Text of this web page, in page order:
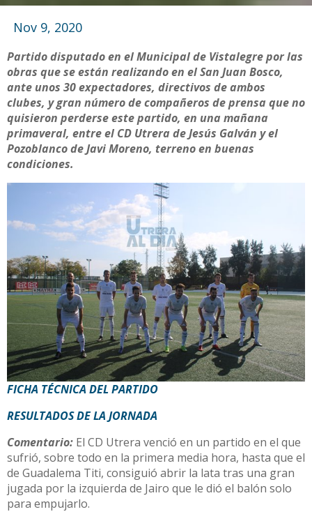
Nov 9, 2020
Partido disputado en el Municipal de Vistalegre por las
obras que se están realizando en el San Juan Bosco,
ante unos 30 expectadores, directivos de ambos
clubes, y gran número de compañeros de prensa que no
quisieron perderse este partido, en una mañana
primaveral, entre el CD Utrera de Jesús Galván y el
Pozoblanco de Javi Moreno, terreno en buenas
condiciones.
FICHA TÉCNICA DEL PARTIDO
RESULTADOS DE LA JORNADA
Comentario: El CD Utrera venció en un partido en el que
sufrió, sobre todo en la primera media hora, hasta que el
de Guadalema Titi, consiguió abrir la lata tras una gran
jugada por la izquierda de Jairo que le dió el balón solo
para empujarlo.